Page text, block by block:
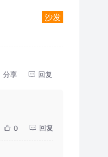
沙发
分享 回复
0 回复